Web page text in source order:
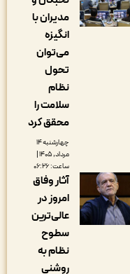
مدیران با
می‌توان
سلامت را
محقق کرد
چهارشنبه ۱۴
مرداد, ۱۴۰۵ |
آثار وفاق
امروز در
عالی‌ترین
نظام به